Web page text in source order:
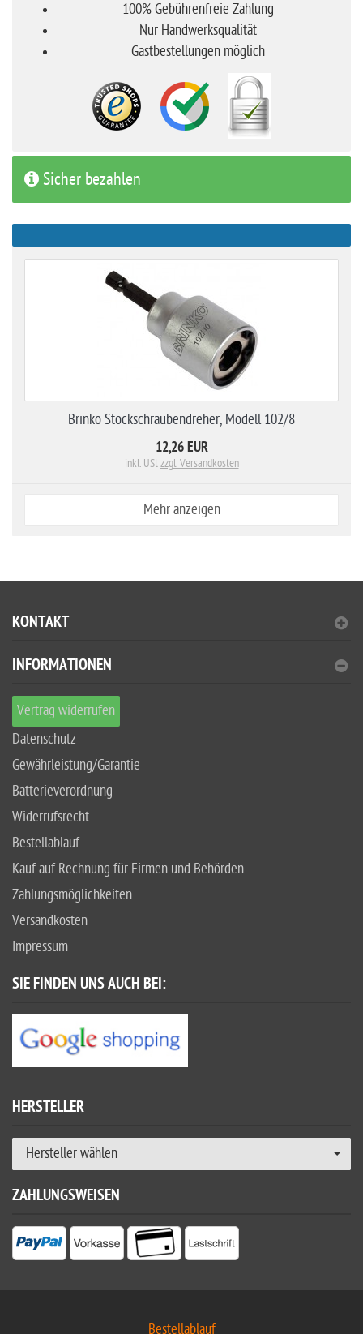
100% Gebührenfreie Zahlung
Nur Handwerksqualität
Gastbestellungen möglich
Sicher bezahlen
Brinko Stockschraubendreher, Modell 102/8
12,26 EUR
inkl. UStzzgl. Versandkosten
Mehr anzeigen
KONTAKT
INFORMATIONEN
Vertrag widerrufen
Datenschutz
Gewährleistung/Garantie
Batterieverordnung
Widerrufsrecht
Bestellablauf
Kauf auf Rechnung für Firmen und Behörden
Zahlungsmöglichkeiten
Versandkosten
Impressum
SIE FINDEN UNS AUCH BEI:
HERSTELLER
Hersteller wählen
ZAHLUNGSWEISEN
Bestellablauf